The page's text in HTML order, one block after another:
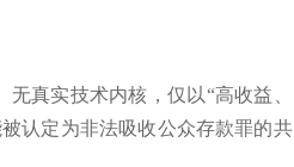
真实技术内核，仅以“高收益、
认定为非法吸收公众存款罪的共